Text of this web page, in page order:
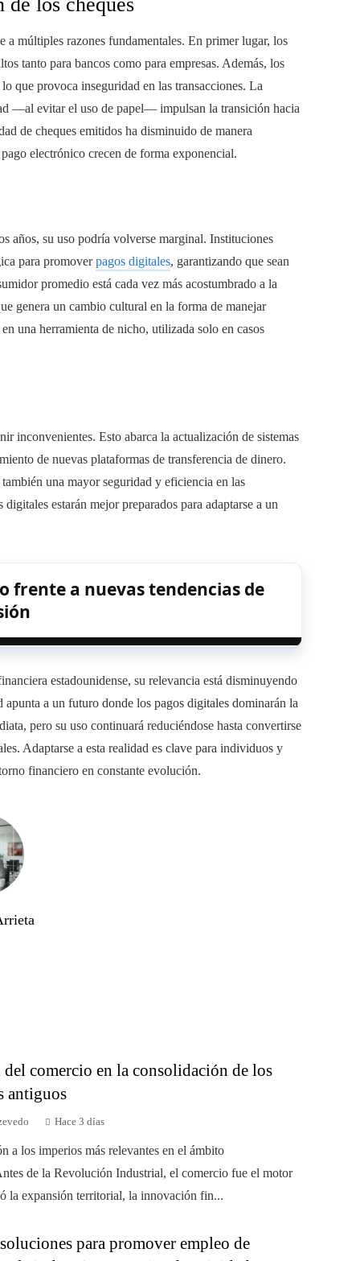
a múltiples razones fundamentales. En primer lugar, los
tanto para bancos como para empresas. Además, los
que provoca inseguridad en las transacciones. La
—al evitar el uso de papel— impulsan la transición hacia
de cheques emitidos ha disminuido de manera
electrónico crecen de forma exponencial.
años, su uso podría volverse marginal. Instituciones
para promoverpagos digitales, garantizando que sean
promedio está cada vez más acostumbrado a la
genera un cambio cultural en la forma de manejar
una herramienta de nicho, utilizada solo en casos
inconvenientes. Esto abarca la actualización de sistemas
de nuevas plataformas de transferencia de dinero.
una mayor seguridad y eficiencia en las
estarán mejor preparados para adaptarse a un
frente a nuevas tendencias de
estadounidense, su relevancia está disminuyendo
a un futuro donde los pagos digitales dominarán la
pero su uso continuará reduciéndose hasta convertirse
Adaptarse a esta realidad es clave para individuos y
financiero en constante evolución.
comercio en la consolidación de los
antiguos
Hace 3 días
a los imperios más relevantes en el ámbito
de la Revolución Industrial, el comercio fue el motor
la expansión territorial, la innovación fin...
para promover empleo de